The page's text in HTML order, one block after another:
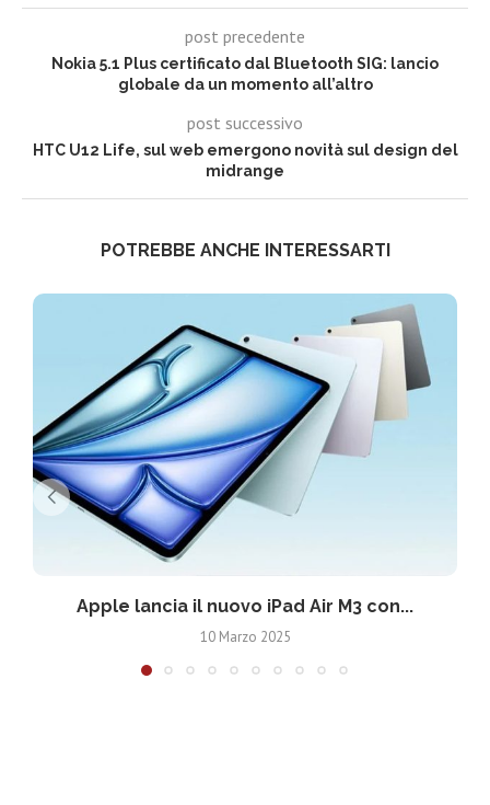
post precedente
Nokia 5.1 Plus certificato dal Bluetooth SIG: lancio
globale da un momento all’altro
post successivo
HTC U12 Life, sul web emergono novità sul design del
midrange
POTREBBE ANCHE INTERESSARTI
Apple lancia il nuovo iPad Air M3 con...
10 Marzo 2025